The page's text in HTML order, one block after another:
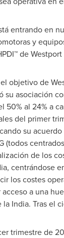
entrando en
y
de
objetivo de
su asociación
50% al 24% a
del primer
su
(todos
de los
, centrándose
los costes
a una
la India. Tras el
trimestre de